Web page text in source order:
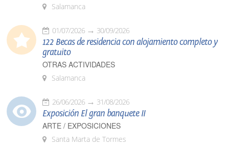
Salamanca
01/07/2026 30/09/2026
122 Becas de residencia con alojamiento completo y
gratuito
OTRAS ACTIVIDADES
Salamanca
26/06/2026 31/08/2026
Exposición El gran banquete II
ARTE / EXPOSICIONES
Santa Marta de Tormes